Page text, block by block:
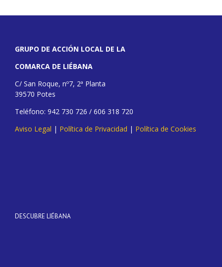
GRUPO DE ACCIÓN LOCAL DE LA
COMARCA DE LIÉBANA
C/ San Roque, nº7, 2ª Planta
39570 Potes
Teléfono: 942 730 726 / 606 318 720
Aviso Legal | Política de Privacidad | Política de Cookies
DESCUBRE LIÉBANA